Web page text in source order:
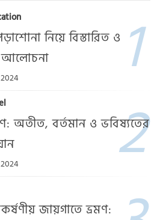
নিয়ে বিস্তারিত ও
অতীত, বর্তমান ও ভবিষ্যতের
জায়গাতে ভ্রমণ: